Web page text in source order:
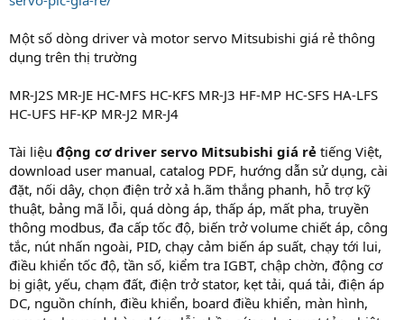
Một số dòng driver và motor servo Mitsubishi giá rẻ thông
dụng trên thị trường
MR-J2S MR-JE HC-MFS HC-KFS MR-J3 HF-MP HC-SFS HA-LFS
HC-UFS HF-KP MR-J2 MR-J4
Tài liệu động cơ driver servo Mitsubishi giá rẻ tiếng Việt,
download user manual, catalog PDF, hướng dẫn sử dụng, cài
đặt, nối dây, chọn điện trở xả h.ãm thắng phanh, hỗ trợ kỹ
thuật, bảng mã lỗi, quá dòng áp, thấp áp, mất pha, truyền
thông modbus, đa cấp tốc độ, biến trở volume chiết áp, công
tắc, nút nhấn ngoài, PID, chạy cảm biến áp suất, chạy tới lui,
điều khiển tốc độ, tần số, kiểm tra IGBT, chập chờn, động cơ
bị giật, yếu, chạm đất, điện trở stator, kẹt tải, quá tải, điện áp
DC, nguồn chính, điều khiển, board điều khiển, màn hình,